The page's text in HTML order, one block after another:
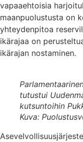
vapaaehtoisia
maanpuolustusta on
yhteydenpitoa
ikärajaa on
ikärajan nostaminen.
tutustui
kutsuntoihin
Kuva: